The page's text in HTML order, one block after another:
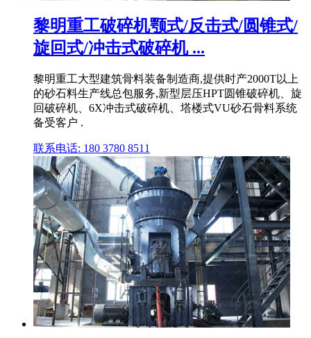
黎明重工破碎机颚式/反击式/圆锥式/
旋回式/冲击式破碎机 ...
黎明重工大型建筑骨料装备制造商,提供时产2000T以上
的砂石料生产线总包服务,新型层压HPT圆锥破碎机、旋
回破碎机、6X冲击式破碎机、塔楼式VU砂石骨料系统
备受客户 .
联系电话: 180 3780 8511